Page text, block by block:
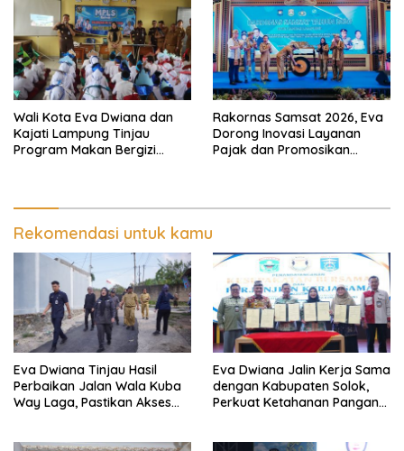
Masyarakat
Lampung
Wali Kota Eva Dwiana dan
Kajati Lampung Tinjau
Program Makan Bergizi
Rakornas Samsat 2026, Eva
Dorong Inovasi Layanan
Pajak dan Promosikan
Rekomendasi untuk kamu
Eva Dwiana Tinjau Hasil
Perbaikan Jalan Wala Kuba
Way Laga, Pastikan Akses
Eva Dwiana Jalin Kerja Sama
dengan Kabupaten Solok,
Perkuat Ketahanan Pangan